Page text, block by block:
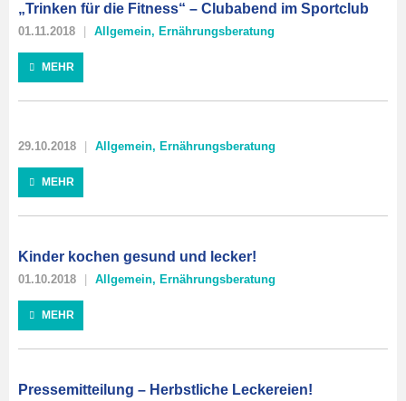
„Trinken für die Fitness“ – Clubabend im Sportclub
01.11.2018 Allgemein, Ernährungsberatung
MEHR
29.10.2018 Allgemein, Ernährungsberatung
MEHR
Kinder kochen gesund und lecker!
01.10.2018 Allgemein, Ernährungsberatung
MEHR
Pressemitteilung – Herbstliche Leckereien!